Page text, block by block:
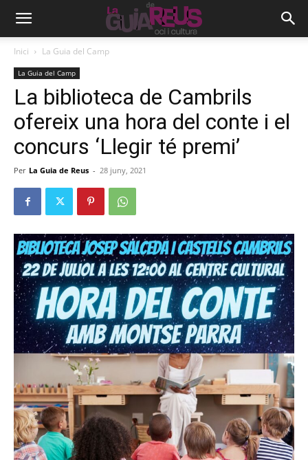
Inici La Guia del Camp
La Guia del Camp
La biblioteca de Cambrils
ofereix una hora del conte i el
concurs ‘Llegir té premi’
Per La Guia de Reus - 28 juny, 2021